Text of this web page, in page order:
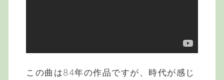
この曲は84年の作品ですが、時代が感じ